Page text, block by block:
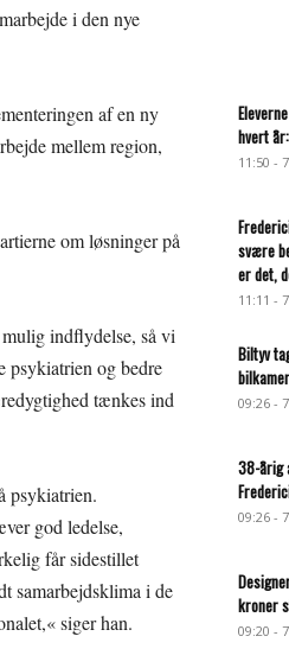
i den nye
af en ny
mellem region,
om løsninger på
indflydelse, så vi
psykiatrien og bedre
tænkes ind
psykiatrien.
god ledelse,
får sidestillet
samarbejdsklima i de
siger han.
hvert
11:50 -
svære
er det,
11:11 -
Biltyv
09:26 -
38-årig
09:26 -
kroner
09:20 -